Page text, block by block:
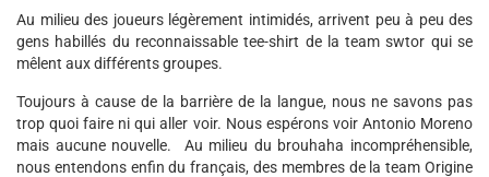
Au milieu des joueurs légèrement intimidés, arrivent peu à peu des
gens habillés du reconnaissable tee-shirt de la team swtor qui se
mêlent aux différents groupes.
Toujours à cause de la barrière de la langue, nous ne savons pas
trop quoi faire ni qui aller voir. Nous espérons voir Antonio Moreno
mais aucune nouvelle. Au milieu du brouhaha incompréhensible,
nous entendons enfin du français, des membres de la team Origine